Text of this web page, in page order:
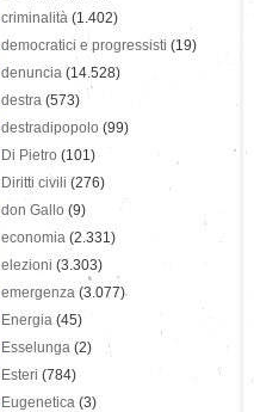
criminalità (1.402)
democratici e progressisti (19)
denuncia (14.528)
destra (573)
destradipopolo (99)
Di Pietro (101)
Diritti civili (276)
don Gallo (9)
economia (2.331)
elezioni (3.303)
emergenza (3.077)
Energia (45)
Esselunga (2)
Esteri (784)
Eugenetica (3)